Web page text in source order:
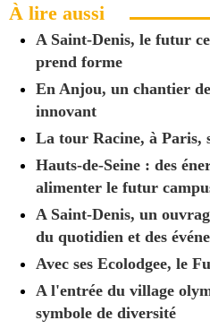
À lire aussi
A Saint-Denis, le futur
prend forme
En Anjou, un chantier
innovant
La tour Racine, à Paris,
Hauts-de-Seine : des
alimenter le futur
A Saint-Denis, un
du quotidien et des
Avec ses Ecolodgee, le
A l'entrée du village
symbole de diversité